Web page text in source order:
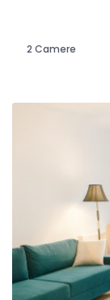
2 Camere